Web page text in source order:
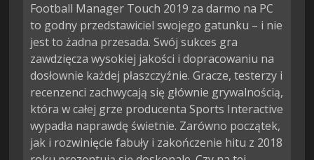
Football Manager Touch 2019 za darmo na PC
to godny przedstawiciel swojego gatunku – i nie
jest to żadna przesada. Swój sukces gra
zawdzięcza wysokiej jakości i dopracowaniu na
dosłownie każdej płaszczyźnie. Gracze, testerzy i
recenzenci zachwycają się głównie grywalnością,
która w całej grze producenta Sports Interactive
wypadła naprawdę świetnie. Zarówno początek,
jak i rozwinięcie fabuły i zakończenie hitu z 2018